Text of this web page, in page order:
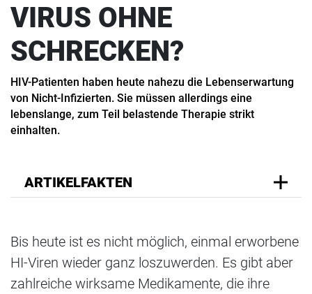
VIRUS OHNE
SCHRECKEN?
HIV-Patienten haben heute nahezu die Lebenserwartung
von Nicht-Infizierten. Sie müssen allerdings eine
lebenslange, zum Teil belastende Therapie strikt
einhalten.
ARTIKELFAKTEN
Bis heute ist es nicht möglich, einmal erworbene
HI-Viren wieder ganz loszuwerden. Es gibt aber
zahlreiche wirksame Medikamente, die ihre